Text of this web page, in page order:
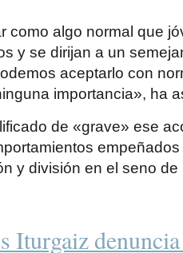
como algo normal que
y se dirijan a un
aceptarlo con
importancia», ha
de «grave» ese
y división en el seno
Iturgaiz